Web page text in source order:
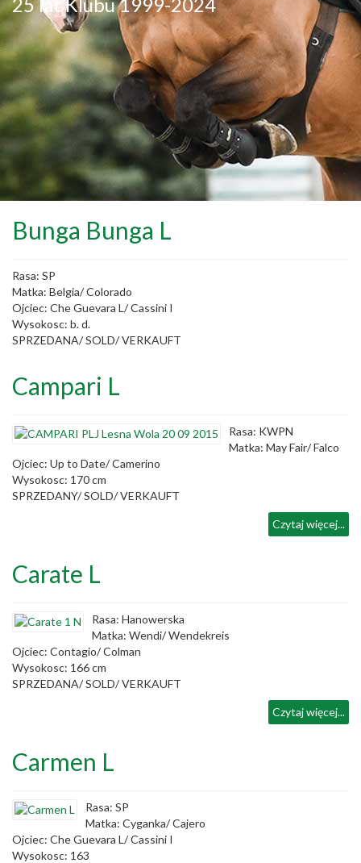
Bunga Bunga L
Rasa: SP
Matka: Belgia/ Colorado
Ojciec: Che Guevara L/ Cassini I
Wysokosc: b. d.
SPRZEDANA/ SOLD/ VERKAUFT
Campari L
Rasa: KWPN
Matka: May Fair/ Falco
Ojciec: Up to Date/ Camerino
Wysokosc: 170 cm
SPRZEDANY/ SOLD/ VERKAUFT
Czytaj więcej...
Carate L
Rasa: Hanowerska
Matka: Wendi/ Wendekreis
Ojciec: Contagio/ Colman
Wysokosc: 166 cm
SPRZEDANA/ SOLD/ VERKAUFT
Czytaj więcej...
Carmen L
Rasa: SP
Matka: Cyganka/ Cajero
Ojciec: Che Guevara L/ Cassini I
Wysokosc: 163